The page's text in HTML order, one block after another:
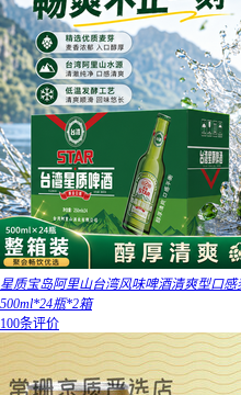
星质宝岛阿里山台湾风味啤酒清爽型口
500ml*24瓶*2箱
100条评价